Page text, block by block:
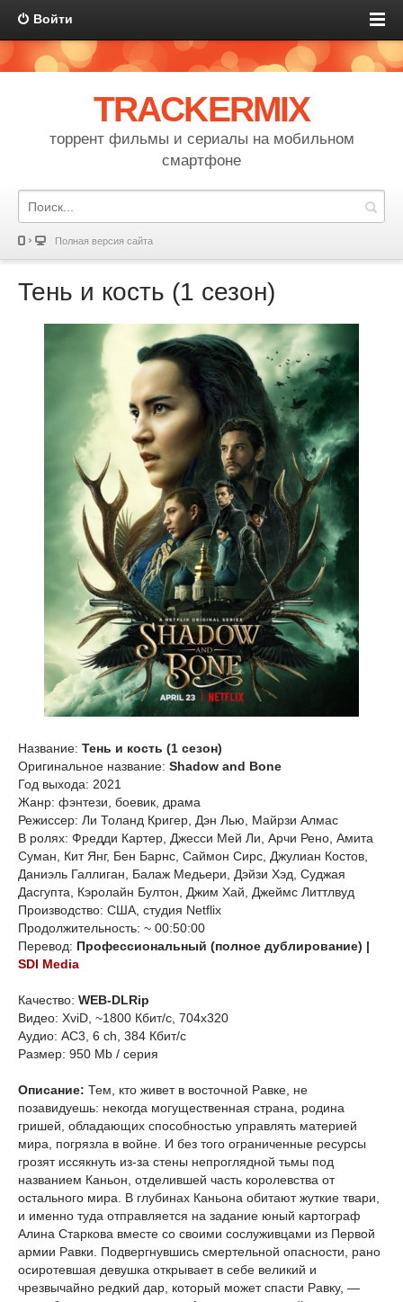
Войти
TRACKERMIX
торрент фильмы и сериалы на мобильном
смартфоне
Полная версия сайта
Тень и кость (1 сезон)
Название: Тень и кость (1 сезон)
Оригинальное название: Shadow and Bone
Год выхода: 2021
Жанр: фэнтези, боевик, драма
Режиссер: Ли Толанд Кригер, Дэн Лью, Майрзи Алмас
В ролях: Фредди Картер, Джесси Мей Ли, Арчи Рено, Амита
Суман, Кит Янг, Бен Барнс, Саймон Сирс, Джулиан Костов,
Даниэль Галлиган, Балаж Медьери, Дэйзи Хэд, Суджая
Дасгупта, Кэролайн Бултон, Джим Хай, Джеймс Литтлвуд
Производство: США, студия Netflix
Продолжительность: ~ 00:50:00
Перевод: Профессиональный (полное дублирование) |
SDI Media
Качество: WEB-DLRip
Видео: XviD, ~1800 Кбит/с, 704x320
Аудио: AC3, 6 ch, 384 Кбит/с
Размер: 950 Mb / серия
Описание: Тем, кто живет в восточной Равке, не
позавидуешь: некогда могущественная страна, родина
гришей, обладающих способностью управлять материей
мира, погрязла в войне. И без того ограниченные ресурсы
грозят иссякнуть из-за стены непроглядной тьмы под
названием Каньон, отделившей часть королевства от
остального мира. В глубинах Каньона обитают жуткие твари,
и именно туда отправляется на задание юный картограф
Алина Старкова вместе со своими сослуживцами из Первой
армии Равки. Подвергнувшись смертельной опасности, рано
осиротевшая девушка открывает в себе великий и
чрезвычайно редкий дар, который может спасти Равку, —